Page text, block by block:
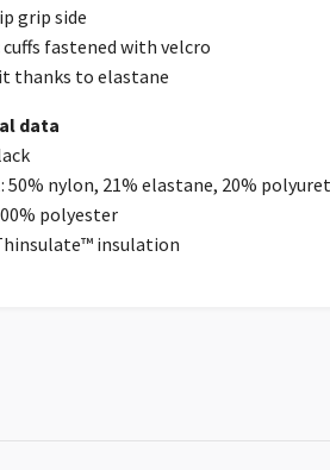
grip side
fastened with velcro
thanks to elastane
data
50% nylon, 21% elastane, 20%
polyester
insulation